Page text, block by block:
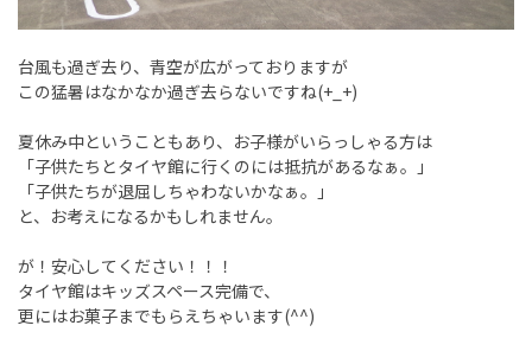
台風も過ぎ去り、青空が広がっておりますが
この猛暑はなかなか過ぎ去らないですね(+_+)
夏休み中ということもあり、お子様がいらっしゃる方は
「子供たちとタイヤ館に行くのには抵抗があるなぁ。」
「子供たちが退屈しちゃわないかなぁ。」
と、お考えになるかもしれません。
が！安心してください！！！
タイヤ館はキッズスペース完備で、
更にはお菓子までもらえちゃいます(^^)